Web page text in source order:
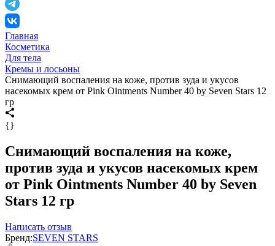
Главная
Косметика
Для тела
Кремы и лосьоны
Снимающий воспаления на коже, против зуда и укусов
насекомых крем от Pink Ointments Number 40 by Seven Stars 12
гр
{}
Снимающий воспаления на коже,
против зуда и укусов насекомых крем
от Pink Ointments Number 40 by Seven
Stars 12 гр
Написать отзыв
Бренд:SEVEN STARS